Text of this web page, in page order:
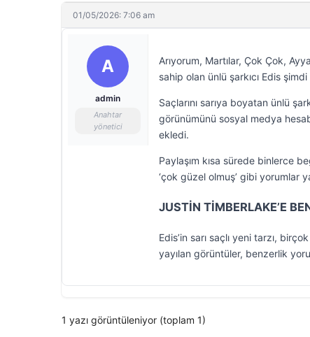
01/05/2026: 7:06 am
A
admin
Anahtar
yönetici
Arıyorum, Martılar, Çok Çok,
sahip olan ünlü şarkıcı Edis
Saçlarını sarıya boyatan ünlü
görünümünü sosyal medya
ekledi.
Paylaşım kısa sürede binlerce
‘çok güzel olmuş’ gibi yorumlar
JUSTİN TİMBERLAKE’E
Edis’in sarı saçlı yeni tarzı,
yayılan görüntüler, benzerlik
1 yazı görüntüleniyor (toplam 1)